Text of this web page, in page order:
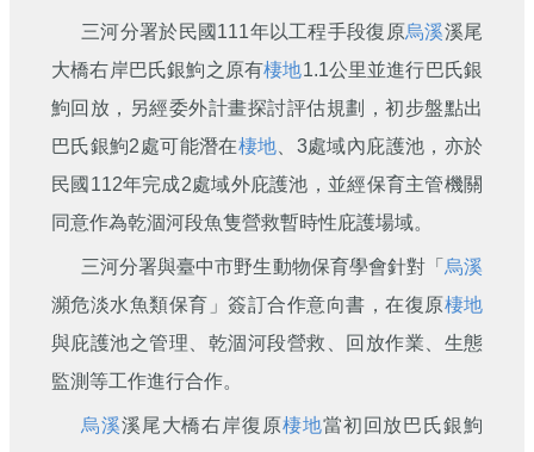
三河分署於民國111年以工程手段復原烏溪溪尾
大橋右岸巴氏銀鮈之原有棲地1.1公里並進行巴氏銀
鮈回放，另經委外計畫探討評估規劃，初步盤點出
巴氏銀鮈2處可能潛在棲地 、3處域內庇護池，亦於
民國112年完成2處域外庇護池，並經保育主管機關
同意作為乾涸河段魚隻營救暫時性庇護場域。
三河分署與臺中市野生動物保育學會針對「 烏溪
瀕危淡水魚類保育」簽訂合作意向書，在復原棲地
與庇護池之管理、乾涸河段營救、回放作業、生態
監測等工作進行合作。
烏溪溪尾大橋右岸復原棲地當初回放巴氏銀鮈